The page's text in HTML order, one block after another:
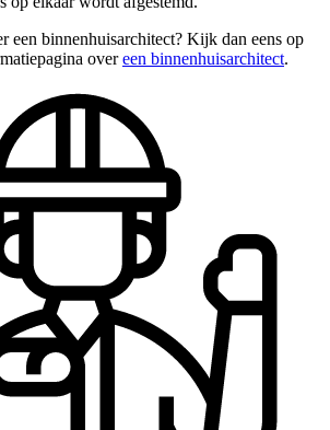
een binnenhuisarchitect? Kijk dan eens op
overeen binnenhuisarchitect.